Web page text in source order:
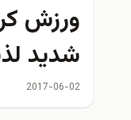
ورزش
شدید
است یا
2017-06-02